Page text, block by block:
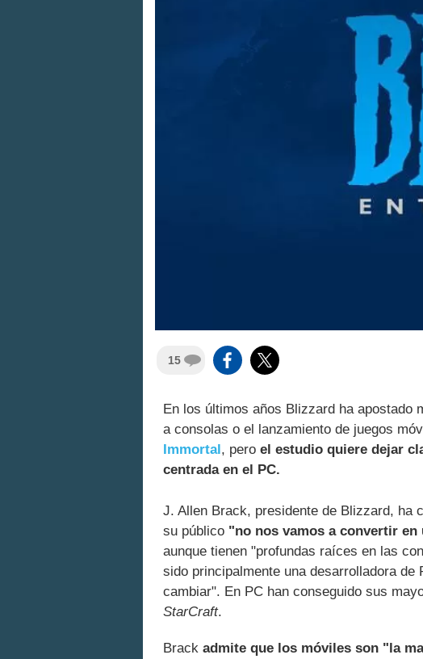
15
En los últimos años Blizzard ha apostado
a consolas o el lanzamiento de juegos
Immortal , pero el estudio quiere dejar
centrada en el PC.
J. Allen Brack, presidente de Blizzard, ha
su público "no nos vamos a convertir
aunque tienen "profundas raíces en las
sido principalmente una desarrolladora
cambiar". En PC han conseguido sus
StarCraft.
Brack admite que los móviles son "la